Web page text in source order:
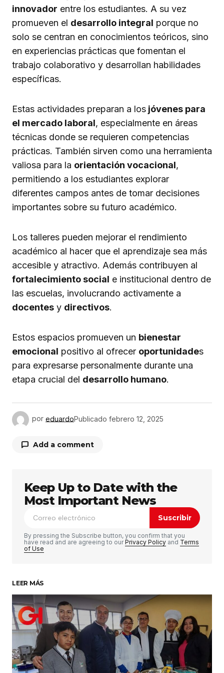
innovador entre los estudiantes. A su vez
promueven el desarrollo integral porque no
solo se centran en conocimientos teóricos, sino
en experiencias prácticas que fomentan el
trabajo colaborativo y desarrollan habilidades
específicas.
Estas actividades preparan a los jóvenes para
el mercado laboral, especialmente en áreas
técnicas donde se requieren competencias
prácticas. También sirven como una herramienta
valiosa para la orientación vocacional,
permitiendo a los estudiantes explorar
diferentes campos antes de tomar decisiones
importantes sobre su futuro académico.
Los talleres pueden mejorar el rendimiento
académico al hacer que el aprendizaje sea más
accesible y atractivo. Además contribuyen al
fortalecimiento social e institucional dentro de
las escuelas, involucrando activamente a
docentes y directivos.
Estos espacios promueven un bienestar
emocional positivo al ofrecer oportunidades
para expresarse personalmente durante una
etapa crucial del desarrollo humano.
por eduardoPublicado febrero 12, 2025
Add a comment
Tu dirección de correo electrónico no será
publicada. Los campos obligatorios están
marcados con *
Comentario *
Su nombre*
Tu correo electrónico*
Guardar mi nombre, correo electrónico y sitio
web en este navegador para la próxima vez que
haga un comentario.
Keep Up to Date with the
Most Important News
Suscribir
By pressing the Subscribe button, you confirm that you
have read and are agreeing to ourPrivacy Policy and Terms
of Use
LEER MÁS